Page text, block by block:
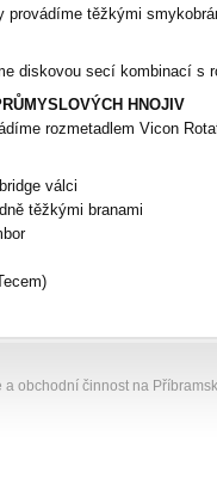
provádíme těžkými
diskovou secí kombinací s
HNOJIV
rozmetadlem Vicon
válci
těžkými branami
obchodní činnost na